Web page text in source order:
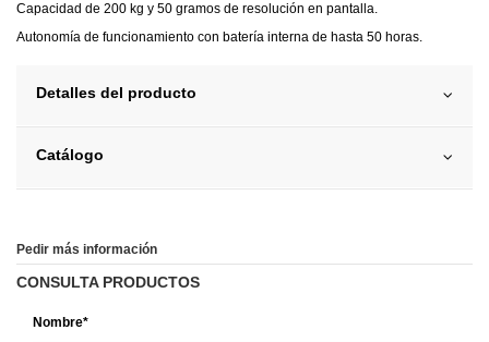
Capacidad de 200 kg y 50 gramos de resolución en pantalla.
Autonomía de funcionamiento con batería interna de hasta 50 horas.
Detalles del producto
Catálogo
Pedir más información
CONSULTA PRODUCTOS
Nombre*